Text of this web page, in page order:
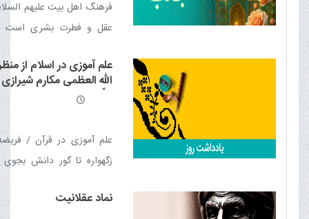
بلاها / فرشتگان و کیفیت
رنگی / قیام مردی از قم
فرهنگ اهل بیت علیهم
عقل و فطرت بشری است
جذب می‌کند
علم آموزی در اسلام از
الله العظمی مکارم
ظلّه العالی
علم آموزی در قرآن /
زگهواره تا گور دانش
/ جوینده دانش و
نماد عقلانیت